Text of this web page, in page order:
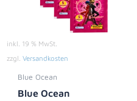
inkl. 19 % MwSt.
zzgl. Versandkosten
Blue Ocean
Blue Ocean